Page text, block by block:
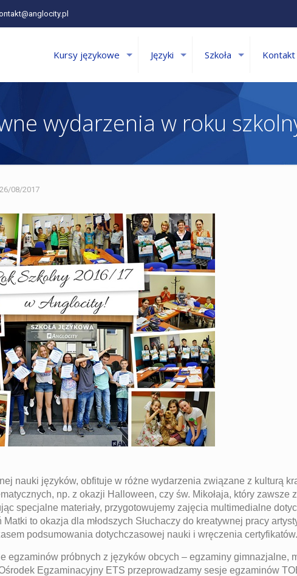
Kursy językowe Języki Szkoła Kontakt
wydarzenia w roku
26/08/2017
nauki języków, obfituje w różne wydarzenia związane z kulturą
np. z okazji Halloween, czy św. Mikołaja, który zawsze
specjalne materiały, przygotowujemy zajęcia multimedialne
to okazja dla młodszych Słuchaczy do kreatywnej pracy
podsumowania dotychczasowej nauki i wręczenia certyfikatów.
egzaminów próbnych z języków obcych – egzaminy gimnazjalne,
Egzaminacyjny ETS przeprowadzamy sesje egzaminów